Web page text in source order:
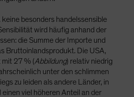
besonders handelssensible
wird häufig anhand der
die Summe der Importe und
Bruttoinlandsprodukt. Die USA,
27 % (Abbildung) relativ niedrig
unter den schlimmen
zu leiden als andere Länder, in
viel höheren Anteil an der